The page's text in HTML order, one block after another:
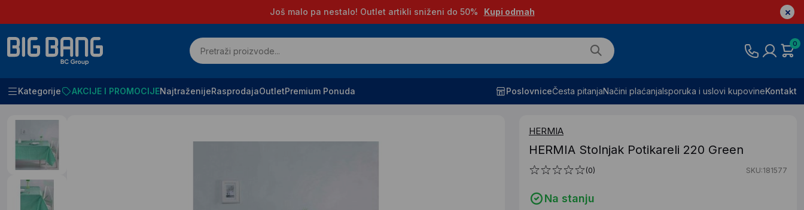
Još malo pa nestalo! Outlet artikli sniženi do 50% Kupi odmah
0
Kategorije AKCIJE I PROMOCIJENajtraženijeRasprodajaOutletPremium Ponuda PoslovniceČesta pitanjaNačini plaćanjaIsporuka i uslovi kupovineKontakt
Početna SVE ZA KUĆU I KANCELARIJU Stolnjaci
HERMIA
HERMIA Stolnjak Potikareli 220 Green
(0) SKU:181577
Na stanju